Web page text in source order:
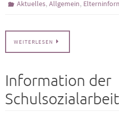
Aktuelles,Allgemein,
WEITERLESEN
Information der
Schulsozialarbeit